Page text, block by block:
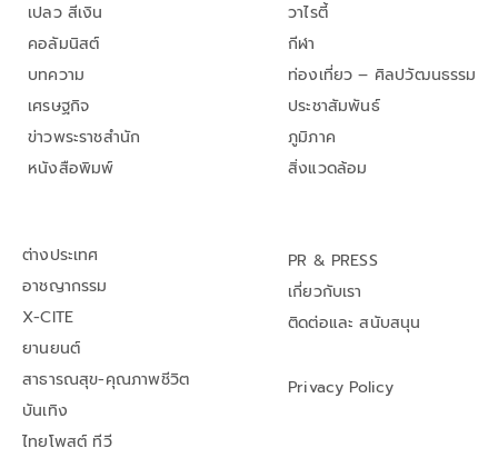
เปลว สีเงิน
คอลัมนิสต์
บทความ
เศรษฐกิจ
ข่าวพระราชสำนัก
หนังสือพิมพ์
วาไรตี้
กีฬา
ท่องเที่ยว – ศิลปวัฒนธรรม
ประชาสัมพันธ์
ภูมิภาค
สิ่งแวดล้อม
ต่างประเทศ
อาชญากรรม
X-CITE
ยานยนต์
สาธารณสุข-คุณภาพชีวิต
บันเทิง
ไทยโพสต์ ทีวี
PR & PRESS
เกี่ยวกับเรา
ติดต่อและ สนับสนุน
Privacy Policy